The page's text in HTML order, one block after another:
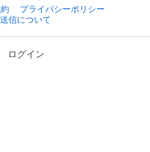
プライバシーポリシー
信について
ログイン